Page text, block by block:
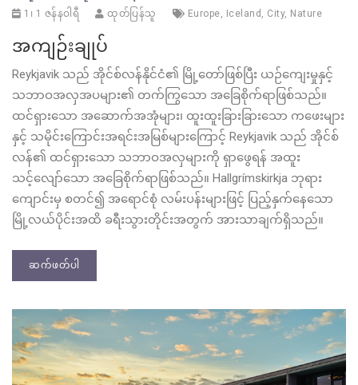
1၊ 1 ဇန်နဝါရီ ထုတ်ပြန်သူ Europe, Iceland , City, Nature
အကျဉ်းချုပ်
Reykjavik သည် အိုင်စ်လန်နိုင်ငံ၏ မြို့တော်ဖြစ်ပြီး ယဉ်ကျေးမှုနှင့်
သဘာဝအလှအပများ၏ တက်ကြွသော အခြေစိုက်ရာဖြစ်သည်။
ထင်ရှားသော အဆောက်အအုံများ၊ ထူးထူးခြားခြားသော ကဖေးများ
နှင့် သမိုင်းကြောင်းအရင်းအမြစ်များကြောင့် Reykjavik သည် အိုင်စ်
လန်၏ ထင်ရှားသော သဘာဝအလှများကို ရှာဖွေရန် အထူး
သင့်လျော်သော အခြေစိုက်ရာဖြစ်သည်။ Hallgrímskirkja ဘုရား
ကျောင်းမှ စတင်၍ အရောင်စုံ လမ်းပန်းများဖြင့် ပြည့်နှက်နေသော
မြို့လယ်ပိုင်းအထိ ခရီးသွားတိုင်းအတွက် အားသာချက်ရှိသည်။
ဆက်ဖတ်ပါ